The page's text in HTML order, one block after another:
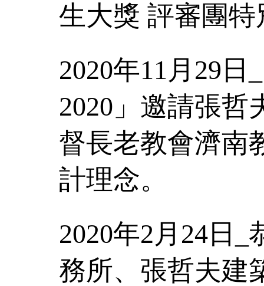
生大獎 評審團
2020年11月29日
2020」邀請張哲
督長老教會濟南
計理念。
2020年2月24日
務所、張哲夫建